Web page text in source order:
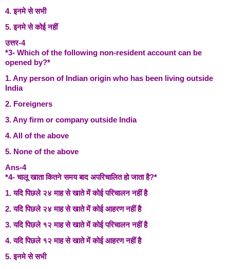
4. इनमे से सभी
5. इनमे से कोई नहीं
उत्तर-4
*3- Which of the following non-resident account can be
opened by?*
1. Any person of Indian origin who has been living outside
India
2. Foreigners
3. Any firm or company outside India
4. All of the above
5. None of the above
Ans-4
*4- चालू खाता कितने समय बाद अपरिचालित हो जाता है?*
1. यदि पिछले २४ माह से खाते में कोई परिचालन नहीं है
2. यदि पिछले २४ माह से खाते में कोई आहरण नहीं है
3. यदि पिछले १२ माह से खाते में कोई परिचालन नहीं है
4. यदि पिछले १२ माह से खाते में कोई आहरण नहीं है
5. इनमे से सभी